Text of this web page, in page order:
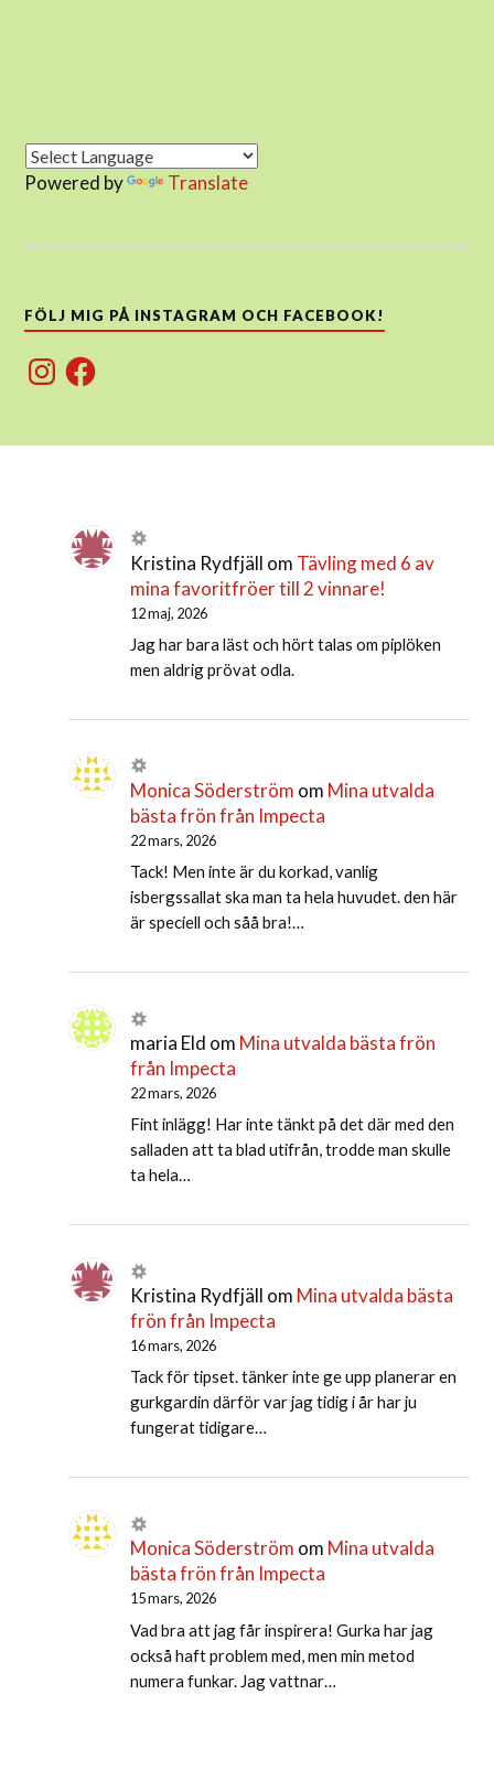
Powered by Translate
FÖLJ MIG PÅ INSTAGRAM OCH FACEBOOK!
InstagramFacebook
Kristina Rydfjäll om Tävling med 6 av
mina favoritfröer till 2 vinnare!
12 maj, 2026
Jag har bara läst och hört talas om piplöken
men aldrig prövat odla.
Monica Söderström om Mina utvalda
bästa frön från Impecta
22 mars, 2026
Tack! Men inte är du korkad, vanlig
isbergssallat ska man ta hela huvudet. den här
är speciell och såå bra!…
maria Eld om Mina utvalda bästa frön
från Impecta
22 mars, 2026
Fint inlägg! Har inte tänkt på det där med den
salladen att ta blad utifrån, trodde man skulle
ta hela…
Kristina Rydfjäll om Mina utvalda bästa
frön från Impecta
16 mars, 2026
Tack för tipset. tänker inte ge upp planerar en
gurkgardin därför var jag tidig i år har ju
fungerat tidigare…
Monica Söderström om Mina utvalda
bästa frön från Impecta
15 mars, 2026
Vad bra att jag får inspirera! Gurka har jag
också haft problem med, men min metod
numera funkar. Jag vattnar…